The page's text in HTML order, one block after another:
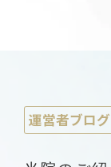
運営者ブログ